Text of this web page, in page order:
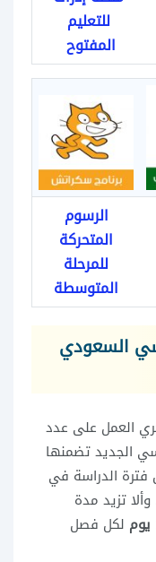
للتعليم
المفتوح
الرسوم
المتحركة
للمرحلة
المتوسطة
السعودي
العمل على عدد
الجديد تضمنها
فترة الدراسة في
وألا تزيد مدة
لكل فصل